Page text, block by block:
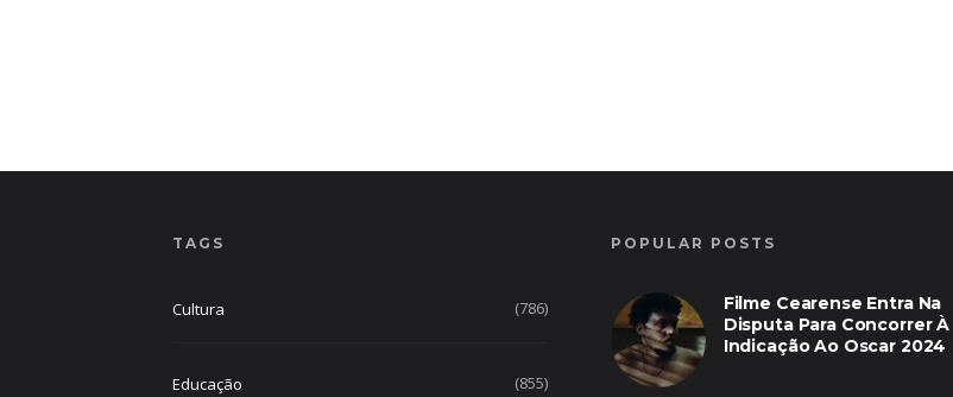
TAGS
Cultura (786)
Educação (855)
POPULAR POSTS
Filme Cearense Entra Na
Disputa Para Concorrer À
Indicação Ao Oscar 2024